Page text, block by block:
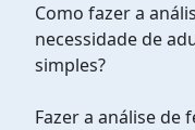
Como fazer a
necessidade de
simples?
Fazer a análise de